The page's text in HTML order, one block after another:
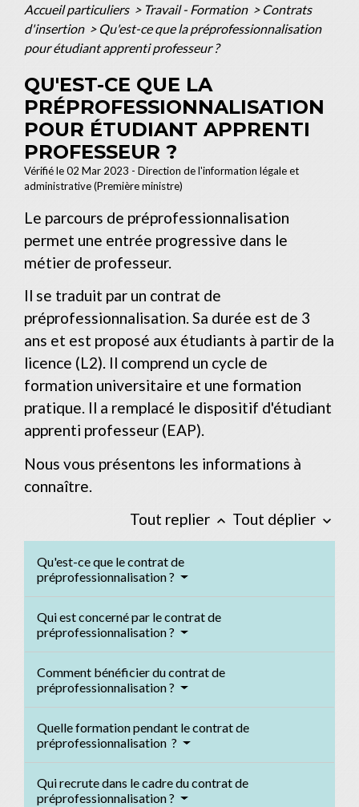
Accueil particuliers > Travail - Formation > Contrats
d'insertion > Qu'est-ce que la préprofessionnalisation
pour étudiant apprenti professeur ?
QU'EST-CE QUE LA
PRÉPROFESSIONNALISATION
POUR ÉTUDIANT APPRENTI
PROFESSEUR ?
Vérifié le 02 Mar 2023 - Direction de l'information légale et
administrative (Première ministre)
Le parcours de préprofessionnalisation
permet une entrée progressive dans le
métier de professeur.
Il se traduit par un contrat de
préprofessionnalisation. Sa durée est de 3
ans et est proposé aux étudiants à partir de la
licence (L2). Il comprend un cycle de
formation universitaire et une formation
pratique. Il a remplacé le dispositif d'étudiant
apprenti professeur (EAP).
Nous vous présentons les informations à
connaître.
Tout replier keyboard_arrow_up Tout déplier keyboard_arrow_down
Qu'est-ce que le contrat de
préprofessionnalisation ?
Qui est concerné par le contrat de
préprofessionnalisation ?
Comment bénéficier du contrat de
préprofessionnalisation ?
Quelle formation pendant le contrat de
préprofessionnalisation ?
Qui recrute dans le cadre du contrat de
préprofessionnalisation ?